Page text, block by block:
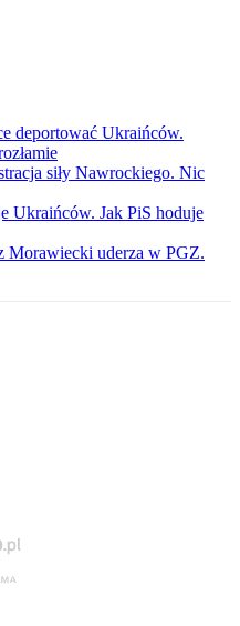
deportować Ukraińców.
siły Nawrockiego. Nic
Ukraińców. Jak PiS hoduje
Morawiecki uderza w PGZ.